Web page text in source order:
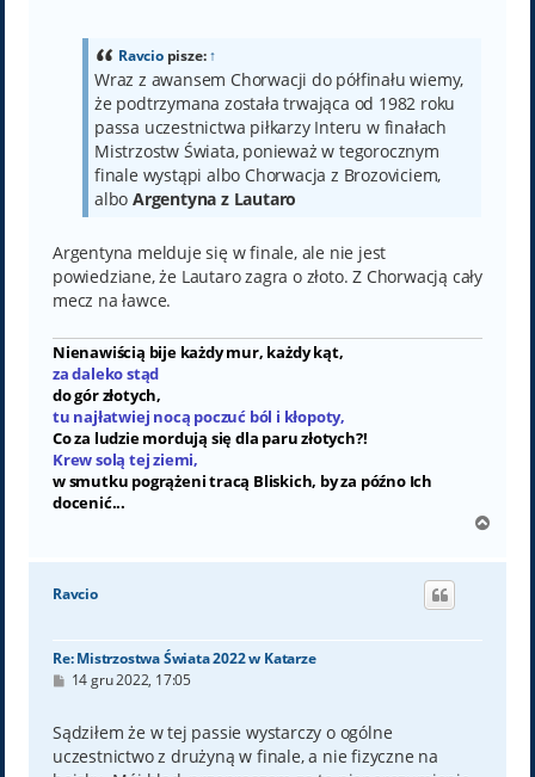
Ravciopisze:↑
Wraz z awansem Chorwacji do półfinału wiemy,
że podtrzymana została trwająca od 1982 roku
passa uczestnictwa piłkarzy Interu w finałach
Mistrzostw Świata, ponieważ w tegorocznym
finale wystąpi albo Chorwacja z Brozoviciem,
albo Argentyna z Lautaro
Argentyna melduje się w finale, ale nie jest
powiedziane, że Lautaro zagra o złoto. Z Chorwacją cały
mecz na ławce.
Nienawiścią bije każdy mur, każdy kąt,
za daleko stąd
do gór złotych,
tu najłatwiej nocą poczuć ból i kłopoty,
Co za ludzie mordują się dla paru złotych?!
Krew solą tej ziemi,
w smutku pogrążeni tracą Bliskich, by za późno Ich
docenić...
g
Ravcio
Re: Mistrzostwa Świata 2022 w Katarze
P
t
14 gru 2022, 17:05
Sądziłem że w tej passie wystarczy o ogólne
uczestnictwo z drużyną w finale, a nie fizyczne na